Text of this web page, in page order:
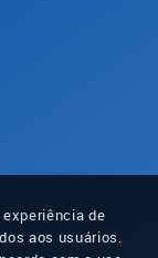
de
aos usuários.